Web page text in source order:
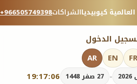
+966505749398الشراكات
الدخول
19:17:07 - 27 صفر 1448
AR EN FR